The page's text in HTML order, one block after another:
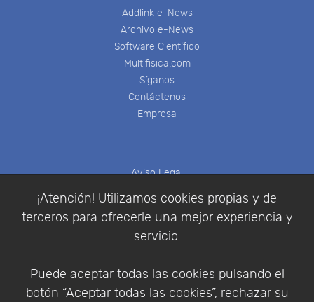
¡Atención! Utilizamos cookies propias y de
terceros para ofrecerle una mejor experiencia y
servicio.
Puede aceptar todas las cookies pulsando el
botón “Aceptar todas las cookies”, rechazar su
Addlink e-News
Archivo e-News
Software Científico
Multifisica.com
Síganos
Contáctenos
Empresa
Aviso Legal
Política de Privacidad
Condiciones de compra
Identificarse